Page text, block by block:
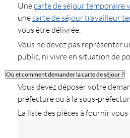
Unecarte de séjour temporaire
unecarte de séjour travailleur
vous être délivrée.
Vous ne devez pas représenter
public, ni vivre en situation de
Où et comment demander la carte de séjour ?
Vous devez déposer votre
préfecture ou à la sous-
La liste des pièces à fournir vous